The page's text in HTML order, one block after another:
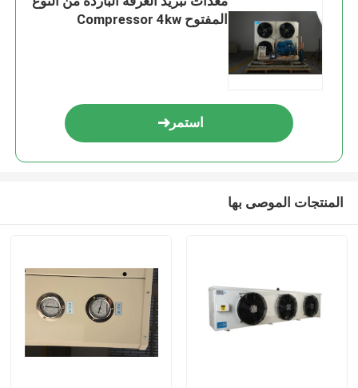
المفتوح Compressor 4kw
استمر
المنتجات الموصى بها